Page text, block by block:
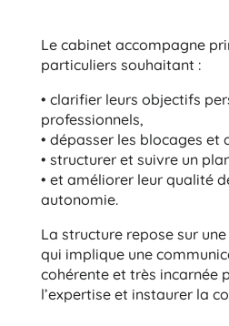
Le cabinet accompagne
particuliers souhaitant :
• clarifier leurs objectifs
professionnels,
• dépasser les blocages et
• structurer et suivre un
• et améliorer leur qualité
autonomie.
La structure repose sur
qui implique une
cohérente et très incarnée
l’expertise et instaurer la